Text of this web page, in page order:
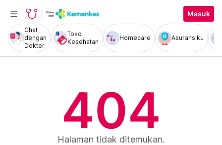
Masuk
Chat
dengan
Dokter
Toko
Kesehatan
Homecare Asuransiku
404
Halaman tidak ditemukan.